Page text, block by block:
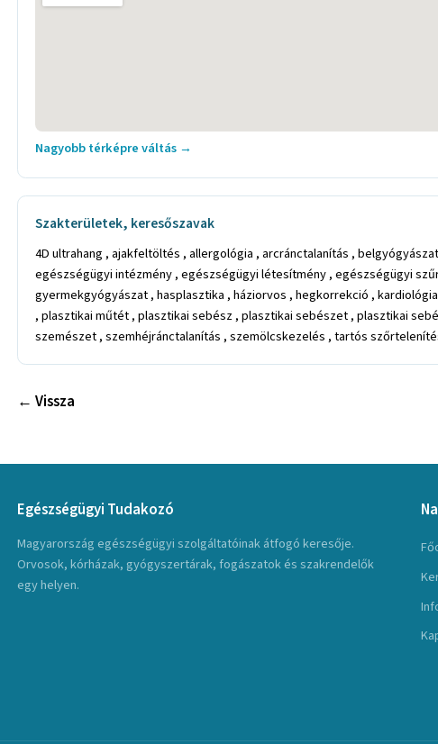
Nagyobb térképre váltás →
Szakterületek, keresőszavak
4D ultrahang , ajakfeltöltés , allergológia , arcránctalanítás ,
egészségügyi intézmény , egészségügyi létesítmény , egészségügyi
gyermekgyógyászat , hasplasztika , háziorvos , hegkorrekció ,
, plasztikai műtét , plasztikai sebész , plasztikai sebészet , plasztikai
szemészet , szemhéjránctalanítás , szemölcskezelés , tartós
← Vissza
Egészségügyi Tudakozó
Magyarország egészségügyi szolgáltatóinak átfogó keresője.
Orvosok, kórházak, gyógyszertárak, fogászatok és szakrendelők
egy helyen.